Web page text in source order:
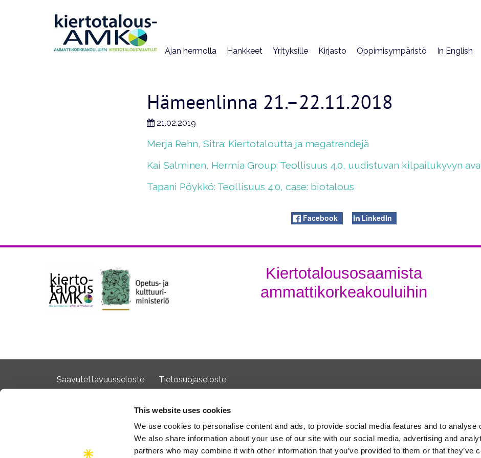
This website uses cookies
We use cookies to personalise content and ads, to provide social media features and to analyse
We also share information about your use of our site with our social media, advertising and
partners who may combine it with other information that you’ve provided to them or that they’ve
Ajan hermolla Hankkeet Yrityksille Kirjasto Oppimisympäristö In English
Hämeenlinna 21.–22.11.2018
21.02.2019
Merja Rehn, Sitra: Kiertotaloutta ja megatrendejä
Kai Salminen, Hermia Group: Teollisuus 4.0, uudistuvan kilpailukyvyn
Tapani Pöykkö: Teollisuus 4.0, case: biotalous
Facebook LinkedIn
Kiertotalousosaamista
ammattikorkeakouluihin
Saavutettavuusseloste Tietosuojaseloste